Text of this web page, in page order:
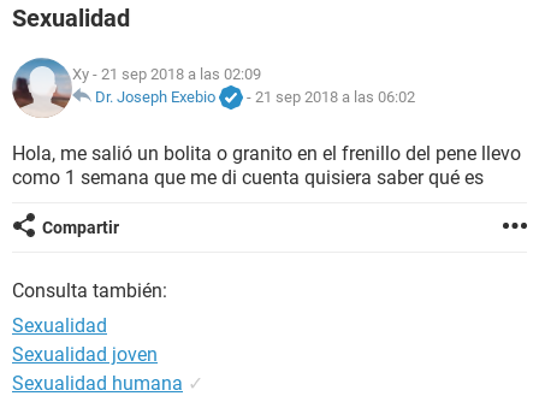
NUTRICIÓN
BIENESTAR
SEXUALIDAD
GLOSARIO
Sexualidad
Xy - 21 sep 2018 a las 02:09
Dr. Joseph Exebio
- 21 sep 2018 a las 06:02
Hola, me salió un bolita o granito en el frenillo del pene llevo
como 1 semana que me di cuenta quisiera saber qué es
Compartir
Consulta también:
Sexualidad
Sexualidad joven
Sexualidad humana ✓